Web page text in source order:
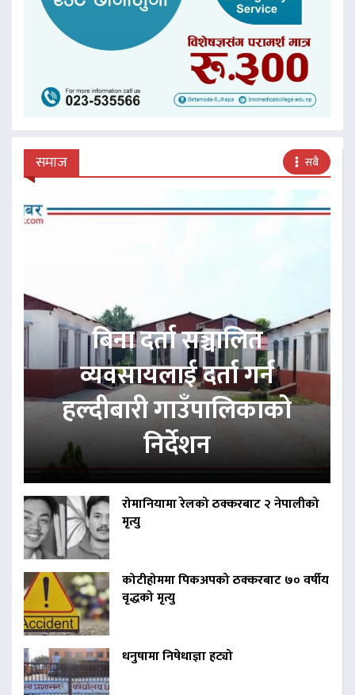
समाज सबै
बिना दर्ता सञ्चालित
व्यवसायलाई दर्ता गर्न
हल्दीबारी गाउँपालिकाको
निर्देशन
रोमानियामा रेलको ठक्करबाट २ नेपालीको
मृत्यु
कोटीहोममा पिकअपको ठक्करबाट ७० वर्षीय
वृद्धको मृत्यु
धनुषामा निषेधाज्ञा हट्यो